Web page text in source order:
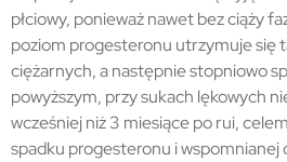
płciowy, ponieważ nawet bez ciąży
poziom progesteronu utrzymuje się
ciężarnych, a następnie stopniowo
powyższym, przy sukach lękowych
wcześniej niż 3 miesiące po rui,
spadku progesteronu i wspomnianej